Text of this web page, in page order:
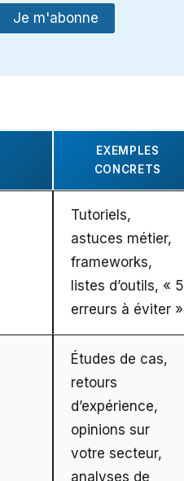
EXEMPLES
CONCRETS
Tutoriels,
astuces métier,
frameworks,
listes d’outils, « 5
erreurs à éviter »
Études de cas,
retours
d’expérience,
opinions sur
votre secteur,
analyses de